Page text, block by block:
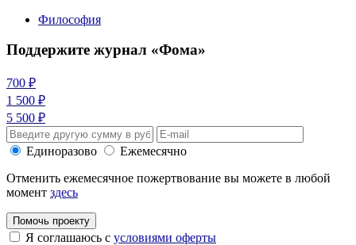
Философия
Поддержите журнал «Фома»
700 ₽
1 500 ₽
5 500 ₽
Единоразово
Ежемесячно
Отменить ежемесячное пожертвование вы можете в любой
момент здесь
Помочь проекту
Я соглашаюсь с условиями оферты